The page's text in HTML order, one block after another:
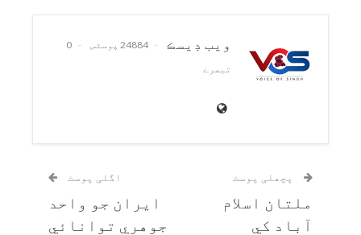
ويب ڊيسڪ 24884 پوسٹس
0
تبصرے
پچھلی پوسٹ
ملتان اسلام
آباد کي
اگلی پوسٹ
ايران جو واحد
جوهري توانائي